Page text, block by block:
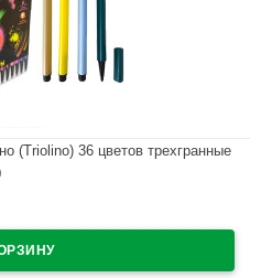
(Triolino) 36 цветов трехгранные